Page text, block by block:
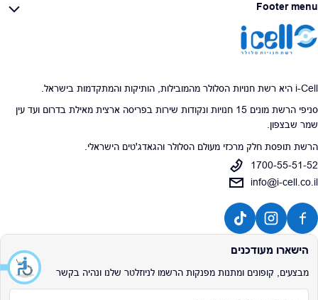
Footer menu
i-Cell היא רשת חנויות הסלולר מהמובילות, הותיקות והמתקדמות בישראל.
סניפי הרשת מונים 15 חנויות ונקודות שירות בפריסה ארצית מאילת בדרום ועד עין
שמר שבצפון.
הרשת תופסת חלק מרכזי מעולם הסלולר והגאדג'טים הישראלי.
1700-55-51-52
info@i-cell.co.il
הישארו מעודכנים
מבצעים, קופונים ומתנות מפנקות הרשמו לניוזלטר שלנו ונהיה בקשר